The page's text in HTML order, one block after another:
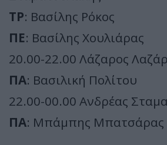
ΤΡ: Βασίλης Ρόκος
ΠΕ: Βασίλης Χουλιάρας
20.00-22.00 Λάζαρος
ΠΑ: Βασιλική Πολίτου
22.00-00.00 Ανδρέας
ΠΑ: Μπάμπης Μπατσάρας